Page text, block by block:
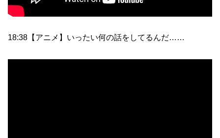
18:38【アニメ】いったい何の話をしてるんだ……